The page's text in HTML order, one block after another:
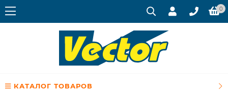
0
КАТАЛОГ ТОВАРОВ